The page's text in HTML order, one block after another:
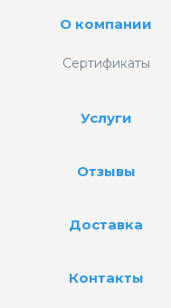
О компании
Сертификаты
Услуги
Отзывы
Доставка
Контакты